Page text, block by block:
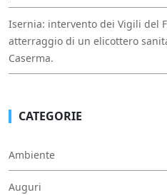
Isernia: intervento dei Vigili del
atterraggio di un elicottero
Caserma.
CATEGORIE
Ambiente
Auguri